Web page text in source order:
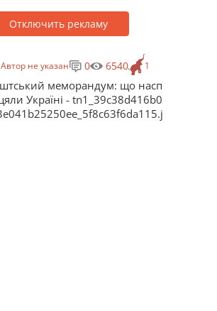
Отключить рекламу
Автор не указан 1
0 6540